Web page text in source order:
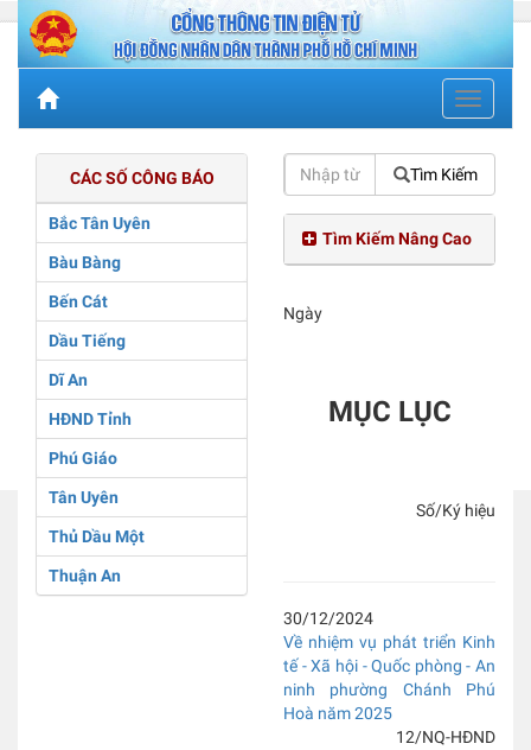
Toggle
CÁC SỐ CÔNG BÁO
Bắc Tân Uyên
Bàu Bàng
Bến Cát
Dầu Tiếng
Dĩ An
HĐND Tỉnh
Phú Giáo
Tân Uyên
Thủ Dầu Một
Thuận An
Tìm Kiếm
Tìm Kiếm Nâng Cao
Ngày
MỤC LỤC
Số/Ký hiệu
30/12/2024
Về nhiệm vụ phát triển Kinh
tế - Xã hội - Quốc phòng - An
ninh phường Chánh Phú
Hoà năm 2025
12/NQ-HĐND